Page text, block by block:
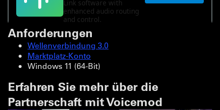
Anforderungen
Wellenverbindung 3.0
Marktplatz-Konto
Windows 11 (64-Bit)
Erfahren Sie mehr über die
Partnerschaft mit Voicemod